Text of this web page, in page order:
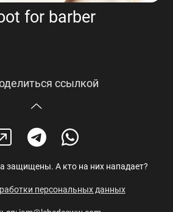
for barber
ссылкой
защищены. А кто на них нападает?
персональных данных